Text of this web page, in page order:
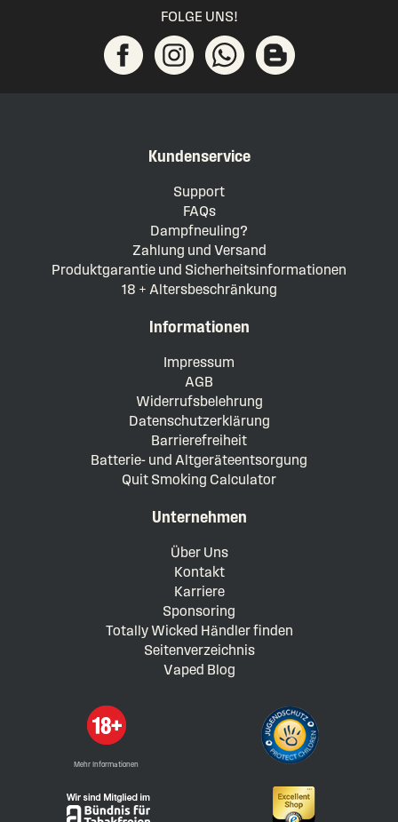
FOLGE UNS!
Kundenservice
Support
FAQs
Dampfneuling?
Zahlung und Versand
Produktgarantie und Sicherheitsinformationen
18 + Altersbeschränkung
Informationen
Impressum
AGB
Widerrufsbelehrung
Datenschutzerklärung
Barrierefreiheit
Batterie- und Altgeräteentsorgung
Quit Smoking Calculator
Unternehmen
Über Uns
Kontakt
Karriere
Sponsoring
Totally Wicked Händler finden
Seitenverzeichnis
Vaped Blog
Mehr Informationen